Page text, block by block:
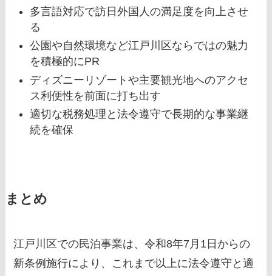
多言語対応で訪日外国人の満足度を向上させ
る
公園や自然環境など江戸川区ならではの魅力
を積極的にPR
ディズニーリゾートや主要観光地へのアクセ
ス利便性を前面に打ち出す
適切な税務処理と法令遵守で長期的な事業継
続を確保
まとめ
江戸川区での民泊事業は、令和8年7月1日からの
新条例施行により、これまで以上に法令遵守と適